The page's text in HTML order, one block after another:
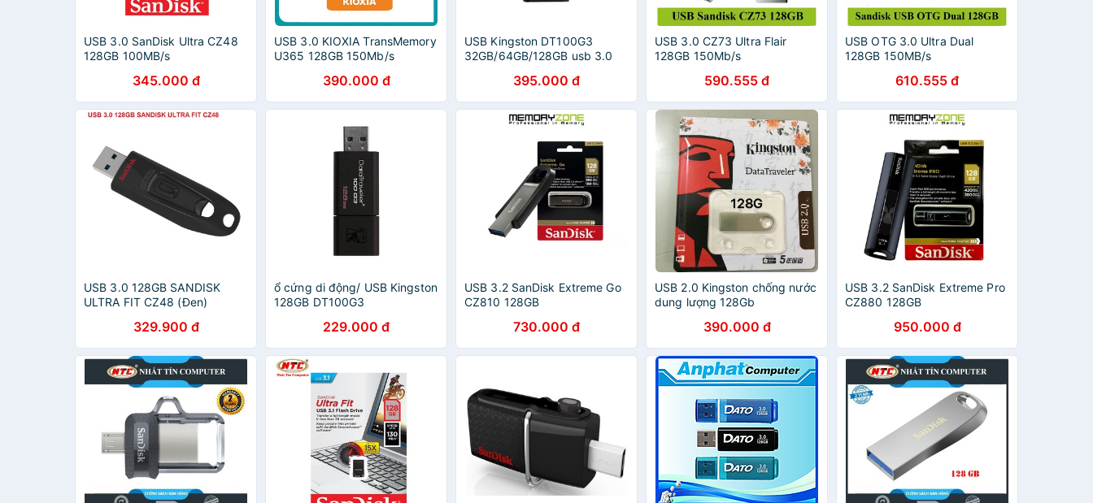
USB 3.0 SanDisk Ultra CZ48
128GB 100MB/s
345.000 đ
USB 3.0 KIOXIA TransMemory
U365 128GB 150Mb/s
390.000 đ
USB Kingston DT100G3
32GB/64GB/128GB usb 3.0
395.000 đ
USB 3.0 CZ73 Ultra Flair
128GB 150Mb/s
590.555 đ
USB OTG 3.0 Ultra Dual
128GB 150MB/s
610.555 đ
USB 3.0 128GB SANDISK
ULTRA FIT CZ48 (Đen)
329.900 đ
ổ cứng di động/ USB Kingston
128GB DT100G3
229.000 đ
USB 3.2 SanDisk Extreme Go
CZ810 128GB
730.000 đ
USB 2.0 Kingston chống nước
dung lượng 128Gb
390.000 đ
USB 3.2 SanDisk Extreme Pro
CZ880 128GB
950.000 đ